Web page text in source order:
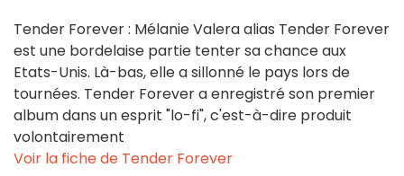
Tender Forever : Mélanie Valera alias Tender Forever
est une bordelaise partie tenter sa chance aux
Etats-Unis. Là-bas, elle a sillonné le pays lors de
tournées. Tender Forever a enregistré son premier
album dans un esprit "lo-fi", c'est-à-dire produit
volontairement
Voir la fiche de Tender Forever